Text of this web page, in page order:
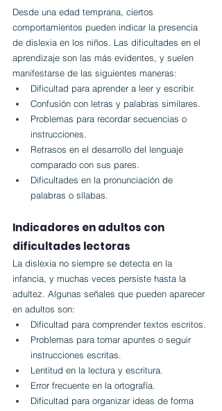
Desde una edad temprana, ciertos
comportamientos pueden indicar la presencia
de dislexia en los niños. Las dificultades en el
aprendizaje son las más evidentes, y suelen
manifestarse de las siguientes maneras:
Dificultad para aprender a leer y escribir.
Confusión con letras y palabras similares.
Problemas para recordar secuencias o
instrucciones.
Retrasos en el desarrollo del lenguaje
comparado con sus pares.
Dificultades en la pronunciación de
palabras o sílabas.
Indicadores en adultos con
dificultades lectoras
La dislexia no siempre se detecta en la
infancia, y muchas veces persiste hasta la
adultez. Algunas señales que pueden aparecer
en adultos son:
Dificultad para comprender textos escritos.
Problemas para tomar apuntes o seguir
instrucciones escritas.
Lentitud en la lectura y escritura.
Error frecuente en la ortografía.
Dificultad para organizar ideas de forma